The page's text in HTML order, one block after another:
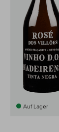
Auf Lager